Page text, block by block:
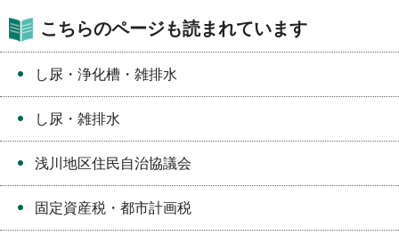
こちらのページも読まれています
し尿・浄化槽・雑排水
し尿・雑排水
浅川地区住民自治協議会
固定資産税・都市計画税